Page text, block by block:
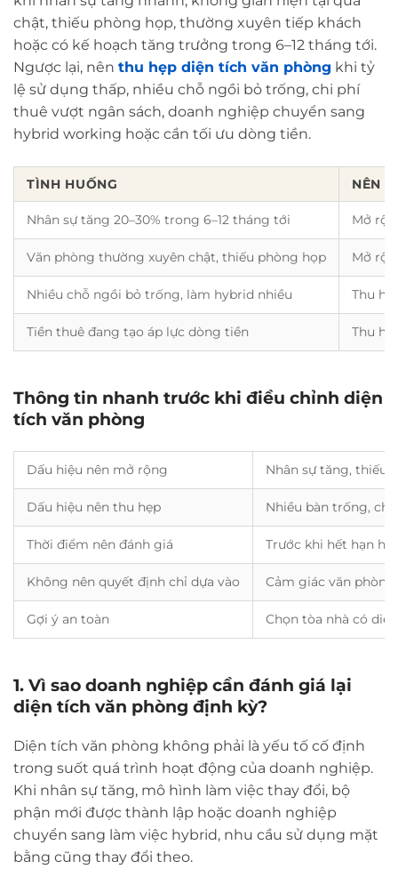
chật, thiếu phòng họp, thường xuyên tiếp khách
hoặc có kế hoạch tăng trưởng trong 6–12 tháng tới.
Ngược lại, nên thu hẹp diện tích văn phòng khi tỷ
lệ sử dụng thấp, nhiều chỗ ngồi bỏ trống, chi phí
thuê vượt ngân sách, doanh nghiệp chuyển sang
hybrid working hoặc cần tối ưu dòng tiền.
TÌNH HUỐNG NÊN
Nhân sự tăng 20–30% trong 6–12 tháng tới Mở
Văn phòng thường xuyên chật, thiếu phòng họp Mở
Nhiều chỗ ngồi bỏ trống, làm hybrid nhiều Thu
Tiền thuê đang tạo áp lực dòng tiền Thu
Thông tin nhanh trước khi điều chỉnh diện
tích văn phòng
Dấu hiệu nên mở rộng Nhân sự tăng, thiếu
Dấu hiệu nên thu hẹp Nhiều bàn trống, chi
Thời điểm nên đánh giá Trước khi hết hạn
Không nên quyết định chỉ dựa vào Cảm giác văn
Gợi ý an toàn Chọn tòa nhà có
1. Vì sao doanh nghiệp cần đánh giá lại
diện tích văn phòng định kỳ?
Diện tích văn phòng không phải là yếu tố cố định
trong suốt quá trình hoạt động của doanh nghiệp.
Khi nhân sự tăng, mô hình làm việc thay đổi, bộ
phận mới được thành lập hoặc doanh nghiệp
chuyển sang làm việc hybrid, nhu cầu sử dụng mặt
bằng cũng thay đổi theo.